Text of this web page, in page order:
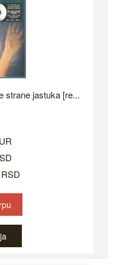
strane jastuka [re...